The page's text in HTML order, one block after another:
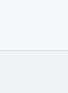
зручності,